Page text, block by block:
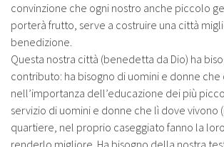
convinzione che ogni nostro anche piccolo
porterà frutto, serve a costruire una città
benedizione.
Questa nostra città (benedetta da Dio) ha
contributo: ha bisogno di uomini e donne
nell’importanza dell’educazione dei più
servizio di uomini e donne che lì dove vivono
quartiere, nel proprio caseggiato fanno la
renderlo migliore. Ha bisogno della nostra